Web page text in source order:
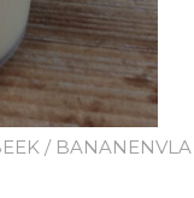
/ BANANENVLA